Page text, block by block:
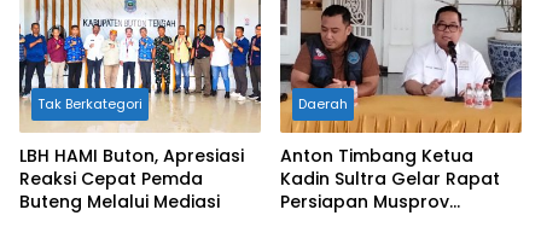
Tak Berkategori
LBH HAMI Buton, Apresiasi
Reaksi Cepat Pemda
Buteng Melalui Mediasi
Daerah
Anton Timbang Ketua
Kadin Sultra Gelar Rapat
Persiapan Musprov